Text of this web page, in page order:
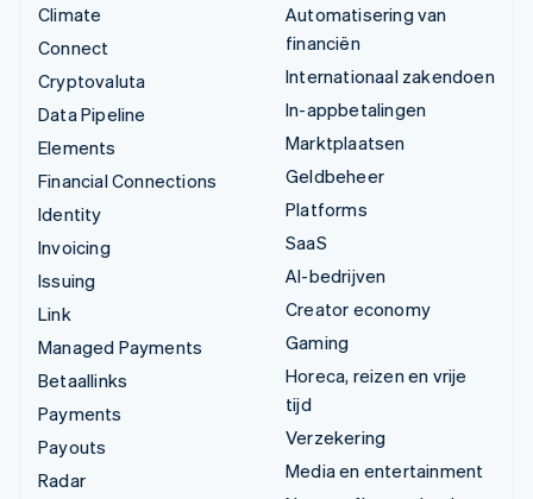
Climate
Connect
Cryptovaluta
Data Pipeline
Elements
Financial Connections
Identity
Invoicing
Issuing
Link
Managed Payments
Betaallinks
Payments
Payouts
Radar
Automatisering van
financiën
Internationaal zakendoen
In-appbetalingen
Marktplaatsen
Geldbeheer
Platforms
SaaS
AI-bedrijven
Creator economy
Gaming
Horeca, reizen en vrije
tijd
Verzekering
Media en entertainment